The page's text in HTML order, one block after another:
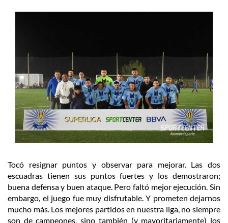
Tocó resignar puntos y observar para mejorar. Las dos
escuadras tienen sus puntos fuertes y los demostraron;
buena defensa y buen ataque. Pero faltó mejor ejecución. Sin
embargo, el juego fue muy disfrutable. Y prometen dejarnos
mucho más. Los mejores partidos en nuestra liga, no siempre
son de campeones, sino también (y mayoritariamente) los